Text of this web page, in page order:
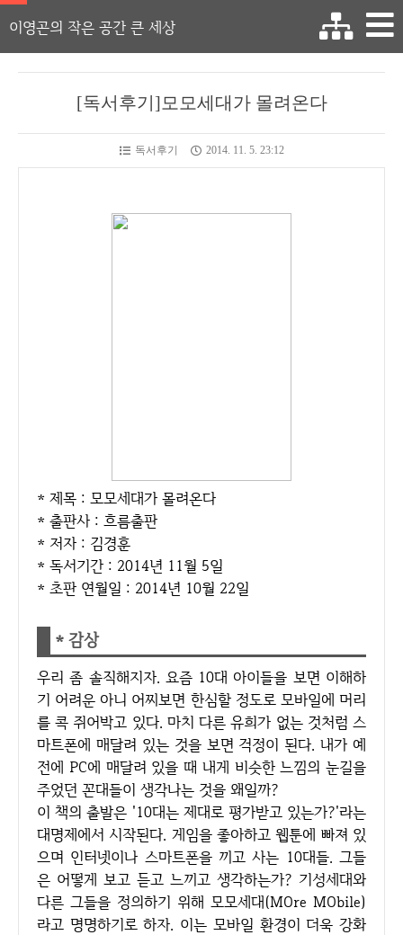
이영곤의 작은 공간 큰 세상
[독서후기]모모세대가 몰려온다
독서후기 2014. 11. 5. 23:12
* 제목 : 모모세대가 몰려온다
* 출판사 : 흐름출판
* 저자 : 김경훈
* 독서기간 : 2014년 11월 5일
* 초판 연월일 : 2014년 10월 22일
* 감상
우리 좀 솔직해지자. 요즘 10대 아이들을 보면 이해하
기 어려운 아니 어찌보면 한심할 정도로 모바일에 머리
를 콕 쥐어박고 있다. 마치 다른 유희가 없는 것처럼 스
마트폰에 매달려 있는 것을 보면 걱정이 된다. 내가 예
전에 PC에 매달려 있을 때 내게 비슷한 느낌의 눈길을
주었던 꼰대들이 생각나는 것을 왜일까?
이 책의 출발은 '10대는 제대로 평가받고 있는가?'라는
대명제에서 시작된다. 게임을 좋아하고 웹툰에 빠져 있
으며 인터넷이나 스마트폰을 끼고 사는 10대들. 그들
은 어떻게 보고 듣고 느끼고 생각하는가? 기성세대와
다른 그들을 정의하기 위해 모모세대(MOre MObile)
라고 명명하기로 하자. 이는 모바일 환경이 더욱 강화